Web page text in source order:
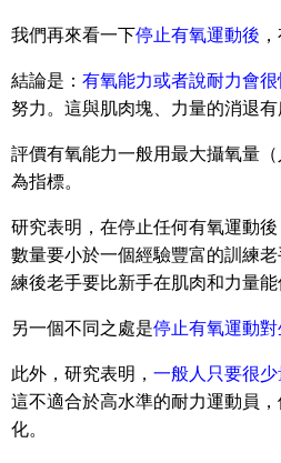
我們再來看一下停止有氧運動後
結論是： 有氧能力或者說耐力會很
努力。這與肌肉塊、力量的消退有
評價有氧能力一般用最大攝氧量
為指標。
研究表明，在停止任何有氧運動
數量要小於一個經驗豐富的訓練
練後老手要比新手在肌肉和力量能
另一個不同之處是停止有氧運動
此外，研究表明， 一般人只要很
這不適合於高水準的耐力運動員
化。